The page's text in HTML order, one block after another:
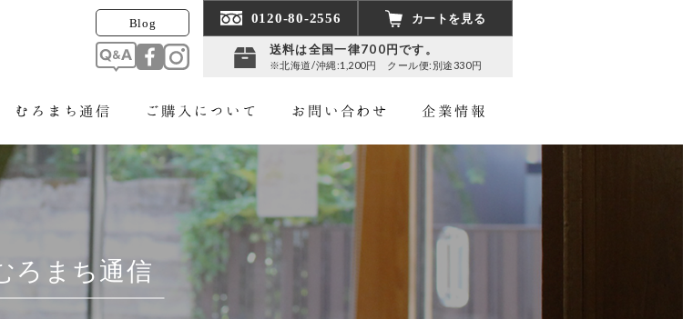
Blog
Q&AfacebookInstagram
0120-80-2556 カートを見る
送料は全国一律700円です。
※北海道/沖縄:1,200円 クール便:別途330円
むろまち通信 ご購入について お問い合わせ 企業情報
ろまち通信